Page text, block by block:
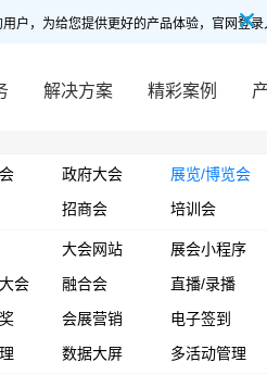
户，为给您提供更好的产品体验，官网登
解决方案 精彩案例
政府大会
展览/博览会
招商会 培训会
大会网站
展会小程序
会
融合会
直播/录播
会展营销
电子签到
数据大屏 多活动管理